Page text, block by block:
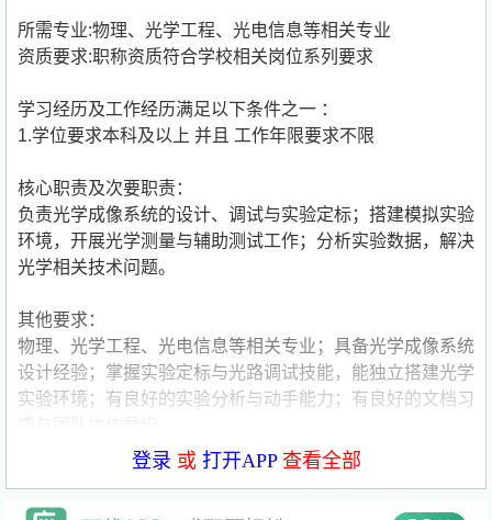
所需专业:物理、光学工程、光电信息等相关专业
资质要求:职称资质符合学校相关岗位系列要求
学习经历及工作经历满足以下条件之一 ：
1.学位要求本科及以上 并且 工作年限要求不限
核心职责及次要职责：
负责光学成像系统的设计、调试与实验定标；搭建模拟实验
环境，开展光学测量与辅助测试工作；分析实验数据，解决
光学相关技术问题。
其他要求：
物理、光学工程、光电信息等相关专业；具备光学成像系统
设计经验；掌握实验定标与光路调试技能，能独立搭建光学
实验环境；有良好的实验分析与动手能力；有良好的文档习
联系人:符老师
登录 或 打开APP查看全部